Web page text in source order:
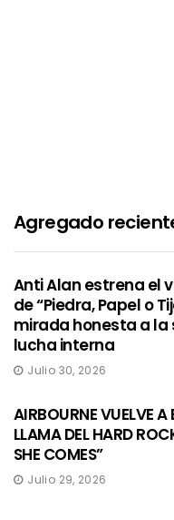
Agregado
Anti Alan estrena el
de “Piedra, Papel o
mirada honesta a la
lucha interna
Julio 30, 2026
AIRBOURNE VUELVE A
LLAMA DEL HARD
SHE COMES”
Julio 29, 2026